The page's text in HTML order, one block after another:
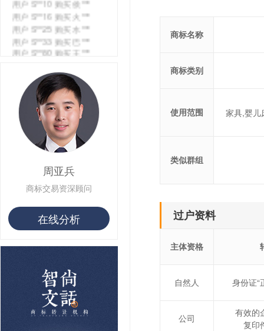
用户 S**16 购买 火***
用户 S**25 购买 水***
用户 S**33 购买 巴***
用户 S**80 购买 王***
用户 S**19 购买 T***
用户 S**68 购买 俏***
周亚兵
商标交易资深顾问
在线分析
商标名称
商标类别
使用范围 家具,婴儿
类似群组
过户资料
主体资格
自然人 身份证“
公司
有效的
复印